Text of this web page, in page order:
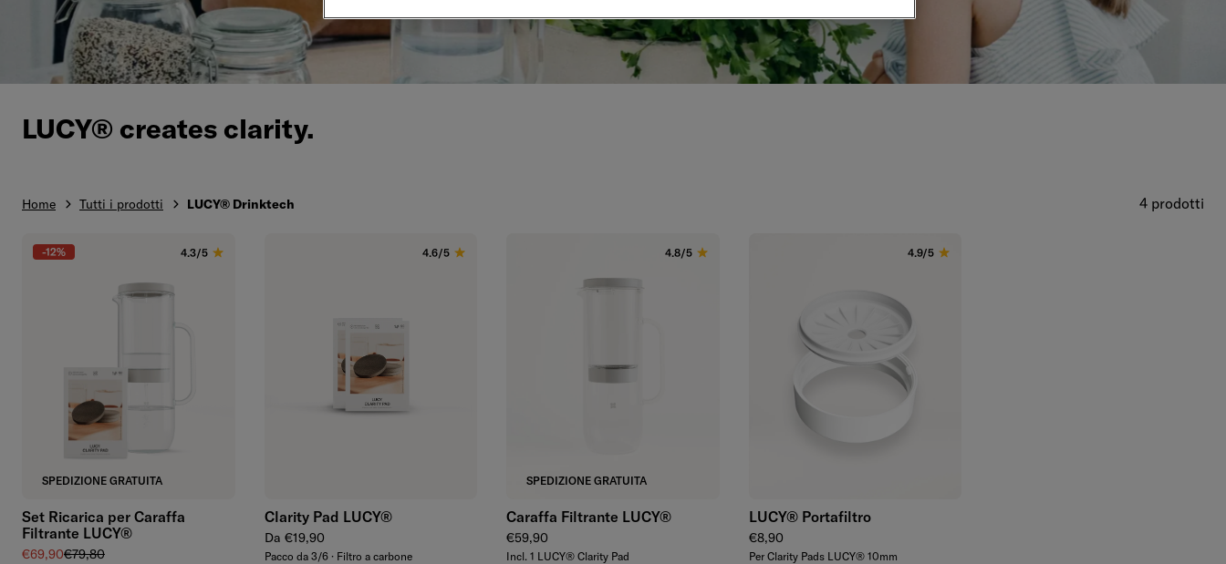
LUCY® creates clarity.
Home Tutti i prodotti LUCY® Drinktech 4 prodotti
-12%
SPEDIZIONE GRATUITA
4.3/5
Set Ricarica per Caraffa
Filtrante LUCY®
Prezzo di vendita
€69,90Prezzo regolare
€79,80
4.6/5
Clarity Pad LUCY®
Prezzo regolare
Da €19,90
Pacco da 3/6 · Filtro a carbone
SPEDIZIONE GRATUITA
4.8/5
Caraffa Filtrante LUCY®
Prezzo regolare
€59,90
Incl. 1 LUCY® Clarity Pad
4.9/5
LUCY® Portafiltro
Prezzo regolare
€8,90
Per Clarity Pads LUCY® 10mm